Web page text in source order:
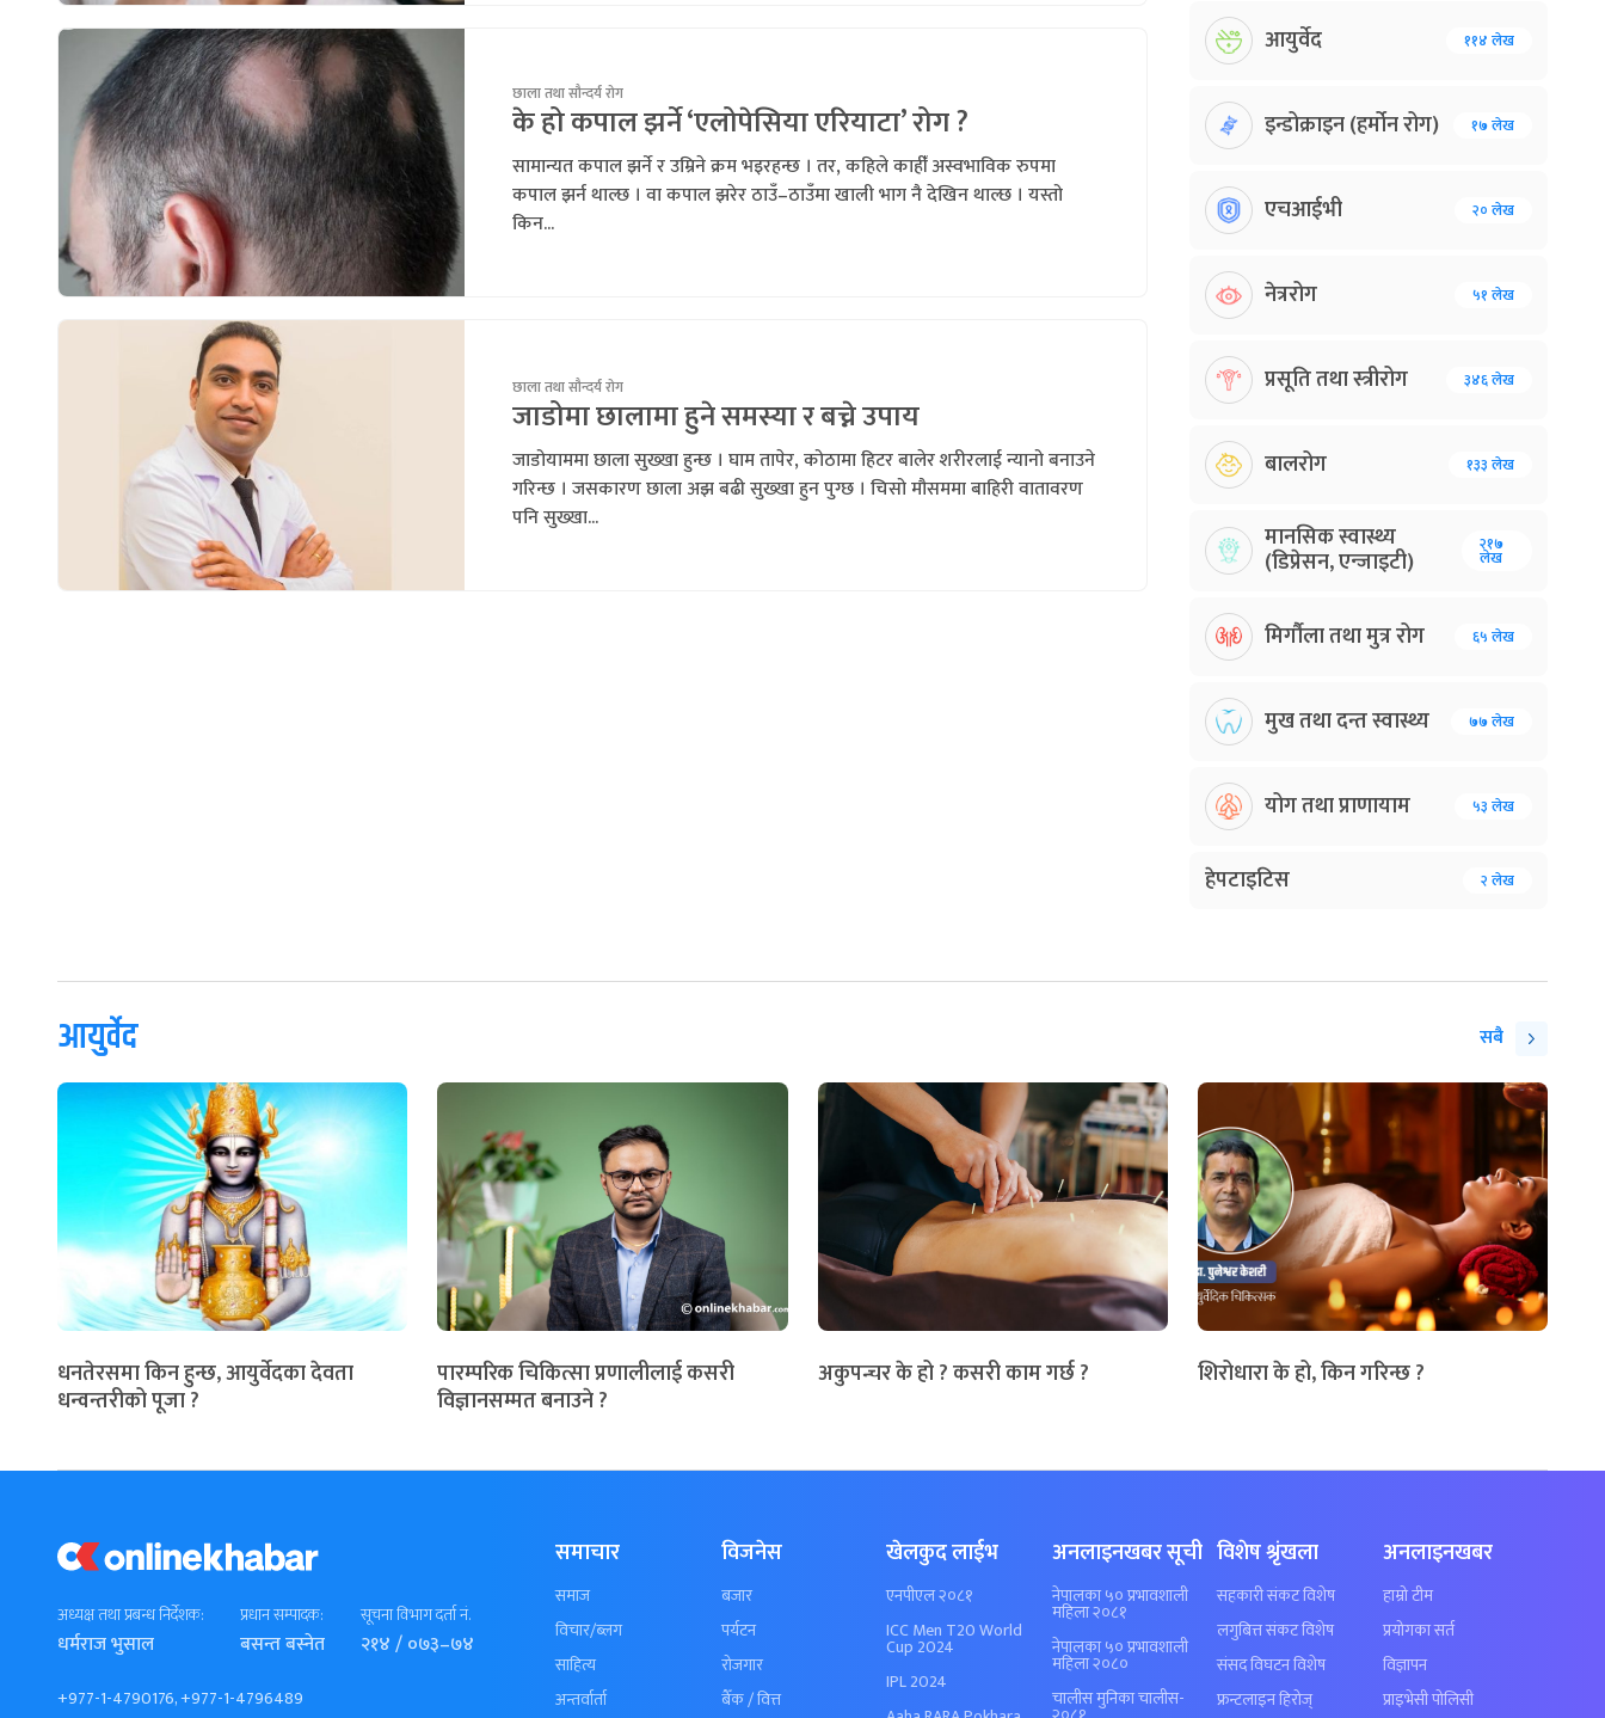
छाला तथा सौन्दर्य रोग
के हो कपाल झर्ने ‘एलोपेसिया एरियाटा’ रोग ?
सामान्यत कपाल झर्ने र उम्रिने क्रम भइरहन्छ । तर, कहिले काहीँ अस्वभाविक रुपमा
कपाल झर्न थाल्छ । वा कपाल झरेर ठाउँ–ठाउँमा खाली भाग नै देखिन थाल्छ । यस्तो
किन...
छाला तथा सौन्दर्य रोग
जाडोमा छालामा हुने समस्या र बच्ने उपाय
जाडोयाममा छाला सुख्खा हुन्छ । घाम तापेर, कोठामा हिटर बालेर शरीरलाई न्यानो बनाउने
गरिन्छ । जसकारण छाला अझ बढी सुख्खा हुन पुग्छ । चिसो मौसममा बाहिरी वातावरण
पनि सुख्खा...
आयुर्वेद ११४ लेख
इन्डोक्राइन (हर्मोन रोग) १७ लेख
एचआईभी २० लेख
नेत्ररोग ५१ लेख
प्रसूति तथा स्त्रीरोग ३४६ लेख
बालरोग १३३ लेख
मानसिक स्वास्थ्य
(डिप्रेसन, एन्जाइटी)
२१७
लेख
मिर्गौला तथा मुत्र रोग ६५ लेख
मुख तथा दन्त स्वास्थ्य ७७ लेख
योग तथा प्राणायाम ५३ लेख
हेपटाइटिस २ लेख
आयुर्वेद सबै
धनतेरसमा किन हुन्छ, आयुर्वेदका देवता
धन्वन्तरीको पूजा ?
पारम्परिक चिकित्सा प्रणालीलाई कसरी
विज्ञानसम्मत बनाउने ?
अकुपन्चर के हो ? कसरी काम गर्छ ? शिरोधारा के हो, किन गरिन्छ ?
अध्यक्ष तथा प्रबन्ध निर्देशक:
धर्मराज भुसाल
प्रधान सम्पादक:
बसन्त बस्नेत
सूचना विभाग दर्ता नं.
२१४ / ०७३–७४
+977-1-4790176, +977-1-4796489
समाचार
समाज
विचार/ब्लग
साहित्य
अन्तर्वार्ता
विजनेस
बजार
पर्यटन
रोजगार
बैँक / वित्त
खेलकुद लाईभ
एनपीएल २०८१
ICC Men T20 World
Cup 2024
IPL 2024
अनलाइनखबर सूची
नेपालका ५० प्रभावशाली
महिला २०८१
नेपालका ५० प्रभावशाली
महिला २०८०
चालीस मुनिका चालीस-
विशेष श्रृंखला
सहकारी संकट विशेष
लगुबित्त संकट विशेष
संसद विघटन विशेष
फ्रन्टलाइन हिरोज्
अनलाइनखबर
हाम्रो टीम
प्रयोगका सर्त
विज्ञापन
प्राइभेसी पोलिसी